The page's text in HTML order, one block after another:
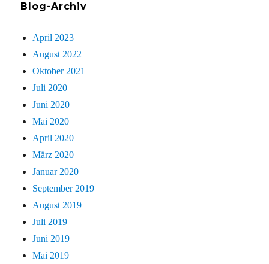
Blog-Archiv
April 2023
August 2022
Oktober 2021
Juli 2020
Juni 2020
Mai 2020
April 2020
März 2020
Januar 2020
September 2019
August 2019
Juli 2019
Juni 2019
Mai 2019